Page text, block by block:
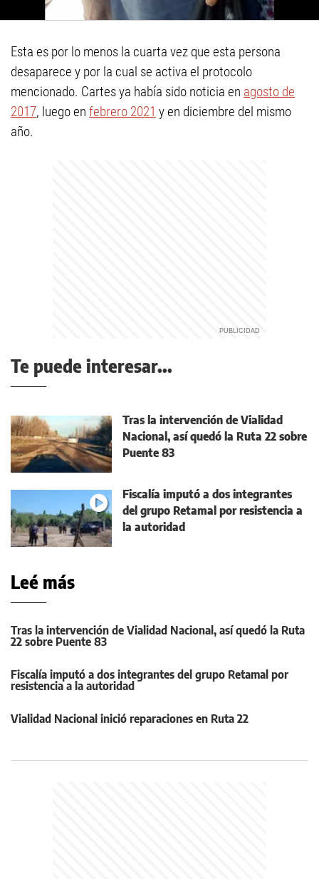
Esta es por lo menos la cuarta vez que esta persona
desaparece y por la cual se activa el protocolo
mencionado. Cartes ya había sido noticia en agosto de
2017, luego en febrero 2021 y en diciembre del mismo
año.
Te puede interesar...
Tras la intervención de Vialidad
Nacional, así quedó la Ruta 22 sobre
Puente 83
Fiscalía imputó a dos integrantes
del grupo Retamal por resistencia a
la autoridad
Leé más
Tras la intervención de Vialidad Nacional, así quedó la Ruta
22 sobre Puente 83
Fiscalía imputó a dos integrantes del grupo Retamal por
resistencia a la autoridad
Vialidad Nacional inició reparaciones en Ruta 22